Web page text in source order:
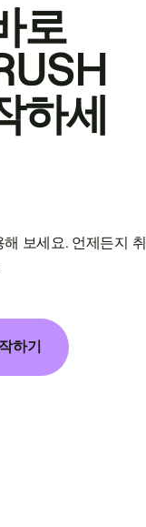
로
하세
보세요. 언제든지 취
하기